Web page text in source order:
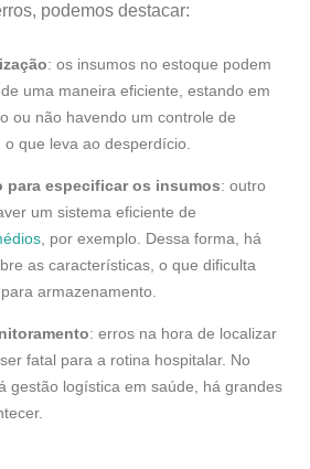
podemos destacar:
: os insumos no estoque podem
uma maneira eficiente, estando em
ou não havendo um controle de
que leva ao desperdício.
para especificar os insumos: outro
um sistema eficiente de
, por exemplo. Dessa forma, há
as características, o que dificulta
armazenamento.
: erros na hora de localizar
fatal para a rotina hospitalar. No
gestão logística em saúde, há grandes